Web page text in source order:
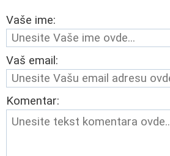
Vaše ime:
Vaš email:
Komentar: